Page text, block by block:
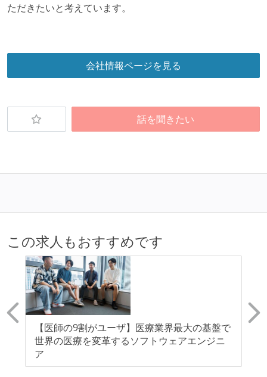
ただきたいと考えています。
会社情報ページを見る
話を聞きたい
この求人もおすすめです
【医師の9割がユーザ】医療業界最大の基盤で
世界の医療を変革するソフトウェアエンジニ
ア